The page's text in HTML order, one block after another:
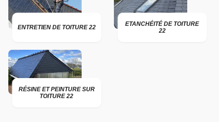
ENTRETIEN DE TOITURE 22
ETANCHÉITÉ DE TOITURE
22
RÉSINE ET PEINTURE SUR
TOITURE 22